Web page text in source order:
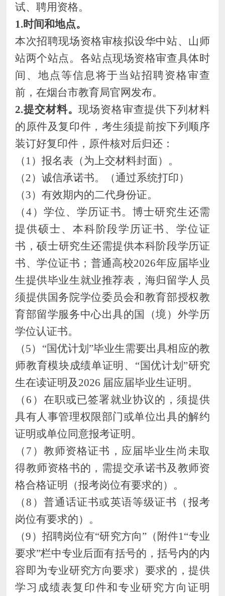
试、聘用资格。
1.时间和地点。
本次招聘现场资格审核拟设华中站、山师
站两个站点 。各站点现场资格审查具体时
间、地点等信息将于当站招聘资格审查
前，在烟台市教育局官网发布。
2.提交材料。现场资格审查提供下列材料
的原件及复印件，考生须提前按下列顺序
装订好复印件，原件核对后归还：
（ 1）报名表（为上交材料封面）。
（2）诚信承诺书。
（通过系统打印）
（3）有效期内的二代身份证。
（4）学位、学历证书。博士研究生还需
提供硕士、本科阶段学历证书、学位证
书，硕士研究生还需提供本科阶段学历证
书、学位证书； 普通高校2026年应届毕业
生提供毕业生就业推荐表 ， 海归留学人员
须提供国务院学位委员会和教育部授权教
育部留学服务中心出具的国（境）外学历
学位认证书。
（5） “国优计划”毕业生需要出具相应的教
师教育模块成绩单证明、“国优计划”研究
生在读证明及2026 届应届毕业生证明。
（ 6） 在职或已签署就业协议的，须提供
具有人事管理权限部门或单位出具的解约
证明或单位同意报考证明。
（ 7） 教师资格证书 ，应届毕业生尚未取
得教师资格书的，需提交承诺书及教师资
格合格证明
（报考岗位有要求的）。
（8）普通话证书或英语等级证书（报考
岗位有要求的）。
（9）招聘岗位有“研究方向”（附件1“专业
要求”栏中专业后面有括号的，括号内的内
容即为专业研究方向要求）要求的，提供
学习成绩表复印件和专业研究方向证明